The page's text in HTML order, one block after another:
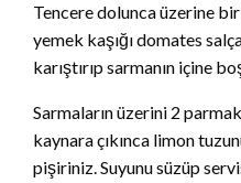
Tencere dolunca üzerine
yemek kaşığı domates
karıştırıp sarmanın içine
Sarmaların üzerini 2
kaynara çıkınca limon
pişiriniz. Suyunu süzüp